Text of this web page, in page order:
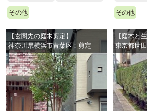
その他 その他
【玄関先の庭木剪定】
神奈川県横浜市青葉区：剪定
【庭木と
東京都世